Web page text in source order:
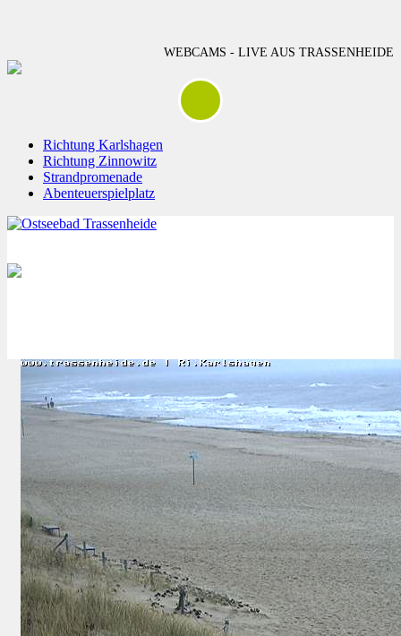
WEBCAMS - LIVE AUS TRASSENHEIDE
Richtung Karlshagen
Richtung Zinnowitz
Strandpromenade
Abenteuerspielplatz